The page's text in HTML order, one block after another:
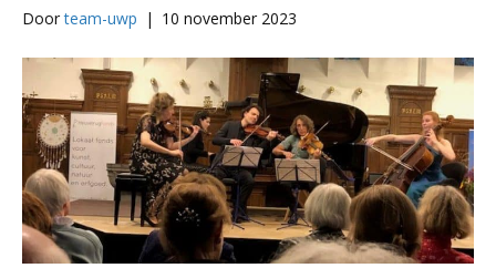
Doorteam-uwp | 10 november 2023